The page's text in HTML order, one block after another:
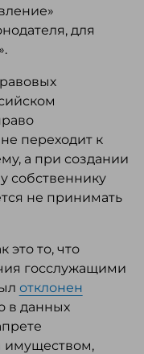
для
переходит к
а при создании
собственнику
не принимать
это то, что
госслужащими
отклонен
в данных
имуществом,